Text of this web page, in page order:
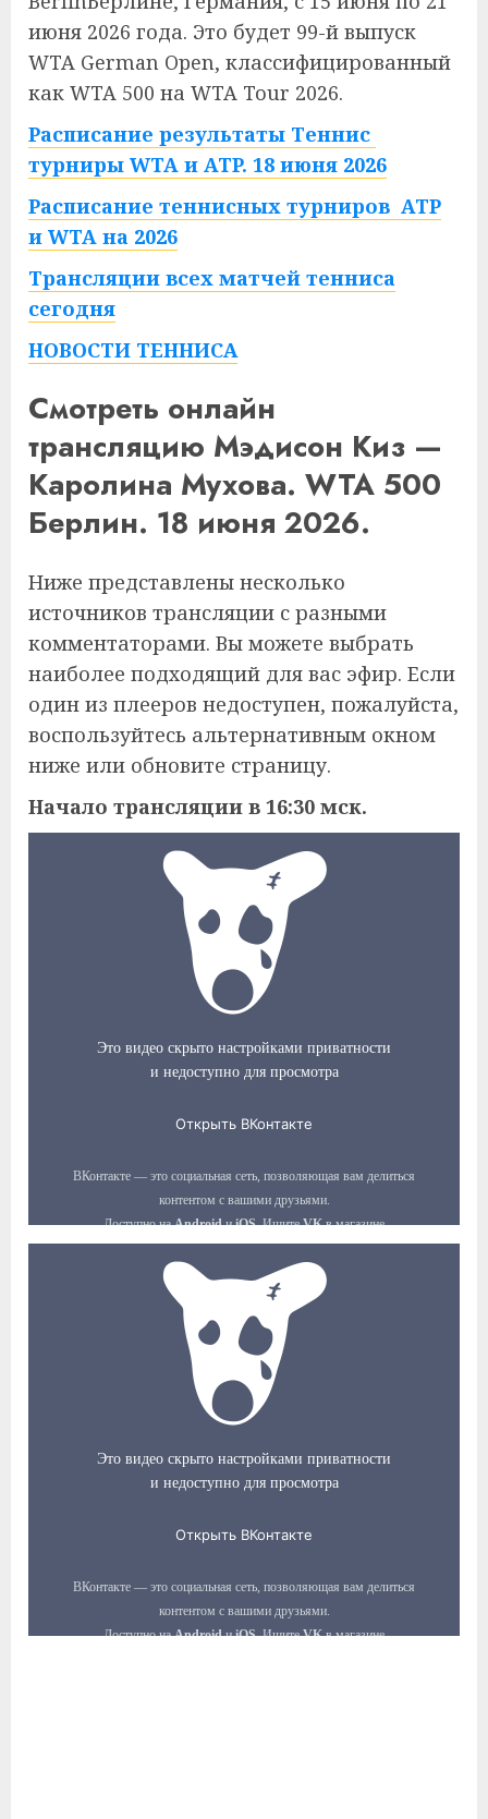
июня 2026 года. Это будет 99-й выпуск
WTA German Open, классифицированный
как WTA 500 на WTA Tour 2026.
Расписание результаты Теннис
турниры WTA и ATP. 18 июня 2026
Расписание теннисных турниров ATP
и WTA на 2026
Трансляции всех матчей тенниса
сегодня
НОВОСТИ ТЕННИСА
Смотреть онлайн
трансляцию Мэдисон Киз —
Каролина Мухова. WTA 500
Берлин. 18 июня 2026.
Ниже представлены несколько
источников трансляции с разными
комментаторами. Вы можете выбрать
наиболее подходящий для вас эфир. Если
один из плееров недоступен, пожалуйста,
воспользуйтесь альтернативным окном
ниже или обновите страницу.
Начало трансляции в 16:30 мск.